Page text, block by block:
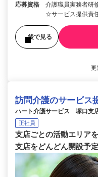
応募資格
介護職員実務者研
☆サービス提供責
後で見る
更
訪問介護のサービス
ハート介護サービス 塚口支
正社員
支店ごとの活動エリア
支店をどんどん開設予定